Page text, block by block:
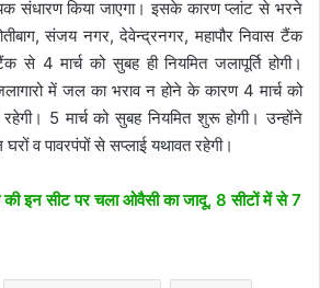
संधारण किया जाएगा। इसके कारण प्लांट से भरने
संजय नगर, देवेन्द्रनगर, महापौर निवास टैंक
4 मार्च को सुबह ही नियमित जलापूर्ति होगी।
में जल का भराव न होने के कारण 4 मार्च को
रहेगी। 5 मार्च को सुबह नियमित शुरू होगी। उन्होंने
व पावरपंपों से सप्लाई यथावत रहेगी।
की इन सीट पर चला ओवैसी का जादू, 8 सीटों में से 7